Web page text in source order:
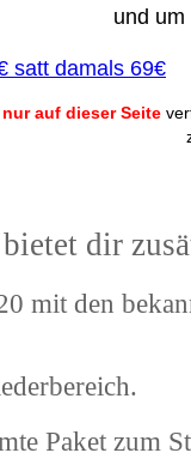
und um
satt damals 69€
nur auf dieser Seite
dir
mit den
Paket zum